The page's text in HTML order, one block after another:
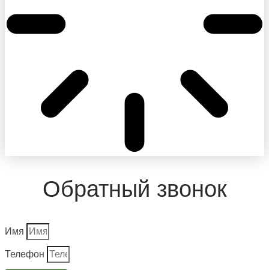
Обратный звонок
Имя
Телефон